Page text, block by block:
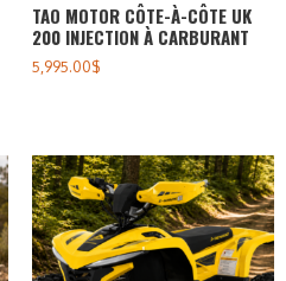
TAO MOTOR CÔTE-À-CÔTE UK
200 INJECTION À CARBURANT
5,995.00$